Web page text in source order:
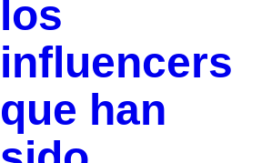
los
influencers
que han